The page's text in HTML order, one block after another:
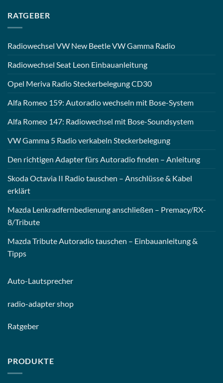
RATGEBER
Radiowechsel VW New Beetle VW Gamma Radio
Radiowechsel Seat Leon Einbauanleitung
Opel Meriva Radio Steckerbelegung CD30
Alfa Romeo 159: Autoradio wechseln mit Bose-System
Alfa Romeo 147: Radiowechsel mit Bose-Soundsystem
VW Gamma 5 Radio verkabeln Steckerbelegung
Den richtigen Adapter fürs Autoradio finden – Anleitung
Skoda Octavia II Radio tauschen – Anschlüsse & Kabel
erklärt
Mazda Lenkradfernbedienung anschließen – Premacy/RX-
8/Tribute
Mazda Tribute Autoradio tauschen – Einbauanleitung &
Tipps
Auto-Lautsprecher
radio-adapter shop
Ratgeber
PRODUKTE